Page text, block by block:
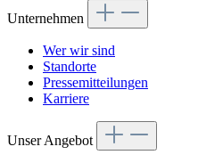
Unternehmen
Wer wir sind
Standorte
Pressemitteilungen
Karriere
Unser Angebot